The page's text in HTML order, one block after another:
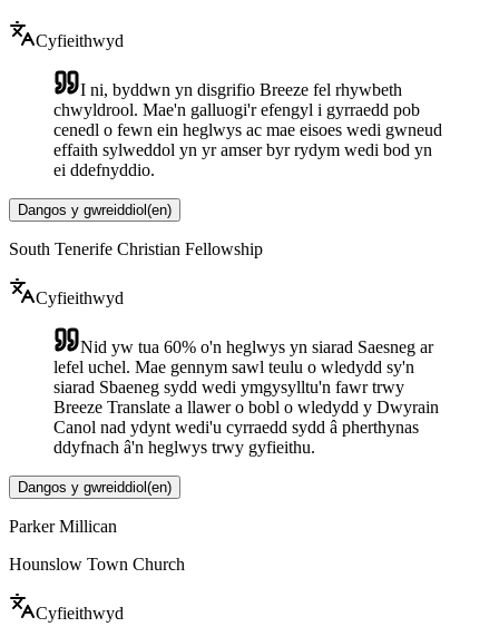
Cyfieithwyd
I ni, byddwn yn disgrifio Breeze fel rhywbeth
chwyldrool. Mae'n galluogi'r efengyl i gyrraedd pob
cenedl o fewn ein heglwys ac mae eisoes wedi gwneud
effaith sylweddol yn yr amser byr rydym wedi bod yn
ei ddefnyddio.
Dangos y gwreiddiol (en)
South Tenerife Christian Fellowship
Cyfieithwyd
Nid yw tua 60% o'n heglwys yn siarad Saesneg ar
lefel uchel. Mae gennym sawl teulu o wledydd sy'n
siarad Sbaeneg sydd wedi ymgysylltu'n fawr trwy
Breeze Translate a llawer o bobl o wledydd y Dwyrain
Canol nad ydynt wedi'u cyrraedd sydd â pherthynas
ddyfnach â'n heglwys trwy gyfieithu.
Dangos y gwreiddiol (en)
Parker Millican
Hounslow Town Church
Cyfieithwyd